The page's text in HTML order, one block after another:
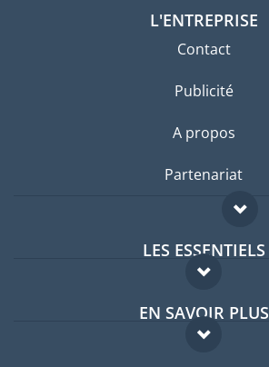
L'ENTREPRISE
Contact
Publicité
A propos
Partenariat
LES ESSENTIELS
Forum expatriés
Guides pays
EN SAVOIR PLUS
FAQ